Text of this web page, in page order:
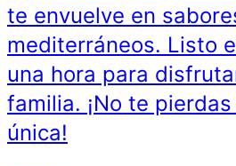
te envuelve en
mediterráneos. Listo
una hora para
familia. ¡No te
única!